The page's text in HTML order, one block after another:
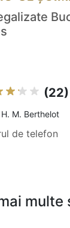
(22)
M. Berthelot
de telefon
multe